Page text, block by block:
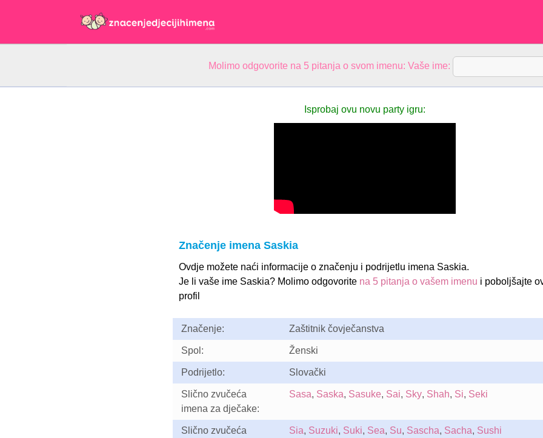
Molimo odgovorite na 5 pitanja o svom imenu: Vaše ime:
Isprobaj ovu novu party igru:
Značenje imena Saskia
Ovdje možete naći informacije o značenju i podrijetlu imena Saskia.
Je li vaše ime Saskia? Molimo odgovorite na 5 pitanja o vašem imenu i poboljšajte
profil
Značenje: Zaštitnik čovječanstva
Spol: Ženski
Podrijetlo: Slovački
Slično zvučeća
imena za dječake:
Sasa, Saska, Sasuke, Sai, Sky, Shah, Si, Seki
Slično zvučeća
Sia, Suzuki, Suki, Sea, Su, Sascha, Sacha, Sushi